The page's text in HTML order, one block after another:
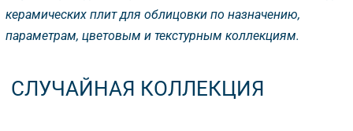
керамических плит для облицовки по назначению,
параметрам, цветовым и текстурным коллекциям.
СЛУЧАЙНАЯ КОЛЛЕКЦИЯ